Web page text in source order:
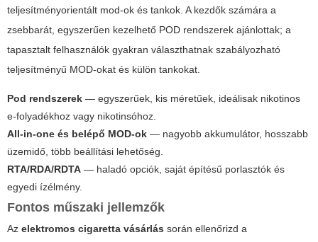
teljesítményorientált mod-ok és tankok. A kezdők számára a
zsebbarát, egyszerűen kezelhető POD rendszerek ajánlottak; a
tapasztalt felhasználók gyakran választhatnak szabályozható
teljesítményű MOD-okat és külön tankokat.
Pod rendszerek — egyszerűek, kis méretűek, ideálisak nikotinos
e-folyadékhoz vagy nikotinsóhoz.
All-in-one és belépő MOD-ok — nagyobb akkumulátor, hosszabb
üzemidő, több beállítási lehetőség.
RTA/RDA/RDTA — haladó opciók, saját építésű porlasztók és
egyedi ízélmény.
Fontos műszaki jellemzők
Az elektromos cigaretta vásárlás során ellenőrizd a